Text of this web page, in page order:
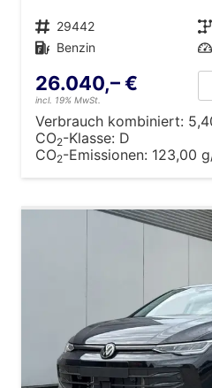
Fahrzeugnr. 29442 Getriebe
Kraftstoff Benzin Leistung
26.040,– €
incl. 19% MwSt.
Verbrauch kombiniert:
CO2-Klasse: D
CO2-Emissionen: 123,00